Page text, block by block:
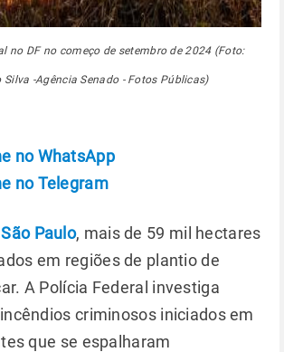
no DF no começo de setembro de 2024 (Foto:
Silva -Agência Senado - Fotos Públicas)
no WhatsApp
no Telegram
São Paulo, mais de 59 mil hectares
em regiões de plantio de
A Polícia Federal investiga
criminosos iniciados em
que se espalharam